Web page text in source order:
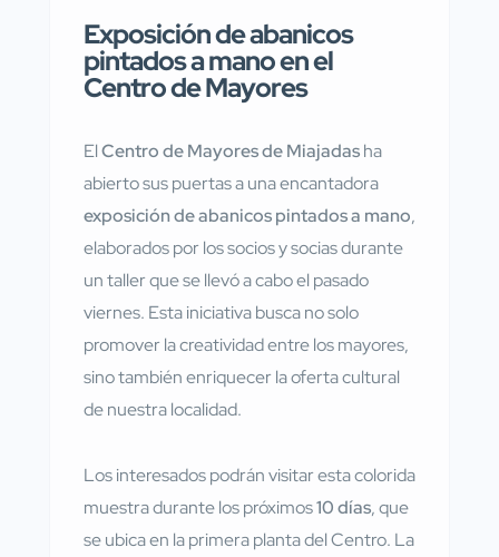
Exposición de abanicos
pintados a mano en el
Centro de Mayores
ElCentro de Mayores de Miajadasha
abierto sus puertas a una encantadora
exposición de abanicos pintados a mano,
elaborados por los socios y socias durante
un taller que se llevó a cabo el pasado
viernes. Esta iniciativa busca no solo
promover la creatividad entre los mayores,
sino también enriquecer la oferta cultural
de nuestra localidad.
Los interesados podrán visitar esta colorida
muestra durante los próximos10 días, que
se ubica en la primera planta del Centro. La